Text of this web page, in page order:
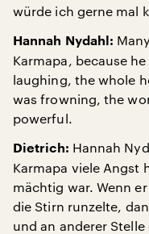
würde ich gerne mal
Hannah Nydahl:
Karmapa, because
laughing, the whole
was frowning, the
powerful.
Dietrich: Hannah
Karmapa viele Angst
mächtig war. Wenn
die Stirn runzelte,
und an anderer